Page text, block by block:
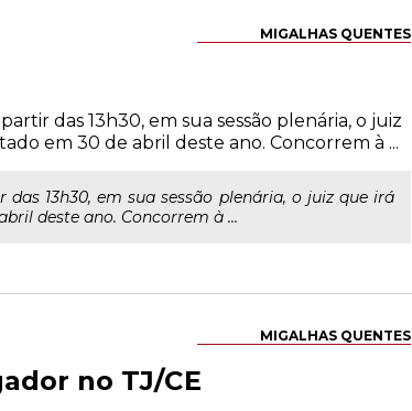
MIGALHAS QUENTES
das 13h30, em sua sessão plenária, o juiz
em 30 de abril deste ano. Concorrem à ...
13h30, em sua sessão plenária, o juiz que irá
deste ano. Concorrem à ...
MIGALHAS QUENTES
no TJ/CE